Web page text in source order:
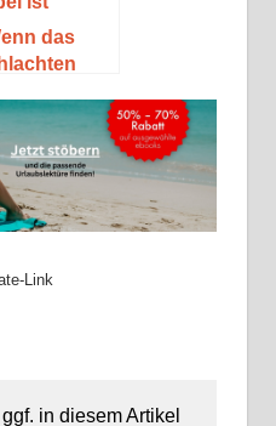
das
Boyle
Link
in diesem Artikel